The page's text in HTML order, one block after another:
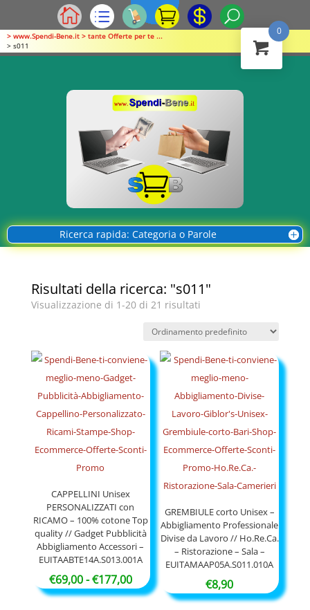
> www.Spendi-Bene.it > tante Offerte per te ...
> s011
Ricerca rapida: Categoria o Parole
Risultati della ricerca: "s011"
Visualizzazione di 1-20 di 21 risultati
CAPPELLINI Unisex
PERSONALIZZATI con
RICAMO – 100% cotone Top
quality // Gadget Pubblicità
Abbigliamento Accessori –
EUITAABTE14A.S013.001A
€69,00-€177,00Fascia
di
GREMBIULE corto Unisex –
Abbigliamento Professionale
Divise da Lavoro // Ho.Re.Ca.
– Ristorazione – Sala –
EUITAMAAP05A.S011.010A
€8,90
0